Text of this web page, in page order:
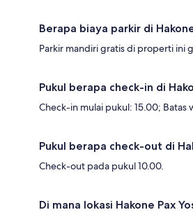
Berapa biaya parkir di
Parkir mandiri gratis di properti ini
Pukul berapa check-in di
Check-in mulai pukul: 15.00; Batas
Pukul berapa check-out di
Check-out pada pukul 10.00.
Di mana lokasi Hakone Pax